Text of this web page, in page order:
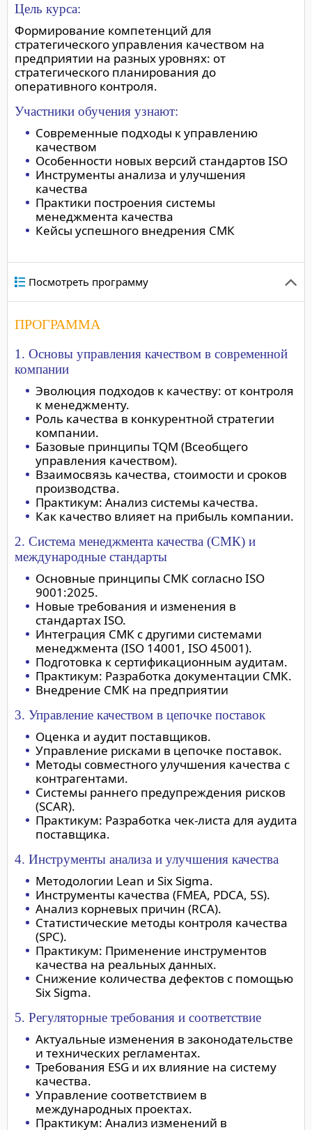
Цель курса:
Формирование компетенций для
стратегического управления качеством на
предприятии на разных уровнях: от
стратегического планирования до
оперативного контроля.
Участники обучения узнают:
Современные подходы к управлению
качеством
Особенности новых версий стандартов ISO
Инструменты анализа и улучшения
качества
Практики построения системы
менеджмента качества
Кейсы успешного внедрения СМК
Посмотреть программу
ПРОГРАММА
1. Основы управления качеством в современной
компании
Эволюция подходов к качеству: от контроля
к менеджменту.
Роль качества в конкурентной стратегии
компании.
Базовые принципы TQM (Всеобщего
управления качеством).
Взаимосвязь качества, стоимости и сроков
производства.
Практикум: Анализ системы качества.
Как качество влияет на прибыль компании.
2. Система менеджмента качества (СМК) и
международные стандарты
Основные принципы СМК согласно ISO
9001:2025.
Новые требования и изменения в
стандартах ISO.
Интеграция СМК с другими системами
менеджмента (ISO 14001, ISO 45001).
Подготовка к сертификационным аудитам.
Практикум: Разработка документации СМК.
Внедрение СМК на предприятии
3. Управление качеством в цепочке поставок
Оценка и аудит поставщиков.
Управление рисками в цепочке поставок.
Методы совместного улучшения качества с
контрагентами.
Системы раннего предупреждения рисков
(SCAR).
Практикум: Разработка чек-листа для аудита
поставщика.
4. Инструменты анализа и улучшения качества
Методологии Lean и Six Sigma.
Инструменты качества (FMEA, PDCA, 5S).
Анализ корневых причин (RCA).
Статистические методы контроля качества
(SPC).
Практикум: Применение инструментов
качества на реальных данных.
Снижение количества дефектов с помощью
Six Sigma.
5. Регуляторные требования и соответствие
Актуальные изменения в законодательстве
и технических регламентах.
Требования ESG и их влияние на систему
качества.
Управление соответствием в
международных проектах.
Практикум: Анализ изменений в